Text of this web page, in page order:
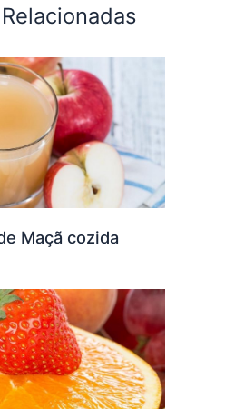
Maçã cozida